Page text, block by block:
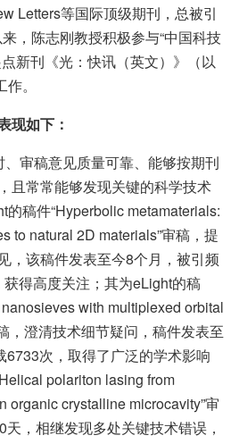
Letters等国际顶级期刊，总被引
，陈志刚教授积极参与“中国科技
新刊《光：快讯（英文）》（以
。
现如下：
、审稿意见质量可靠、能够按期刊
且常常能够发现关键的科学技术
稿件“Hyperbolic metamaterials:
to natural 2D materials”审稿，提
，该稿件发表至今8个月，被引频
得高度关注；其为eLight的稿
with multiplexed orbital
，澄清技术细节疑问，稿件发表至
次，取得了广泛的学术影响
polariton lasing from
organic crystalline microcavity”审
，相继发现多处关键技术错误，